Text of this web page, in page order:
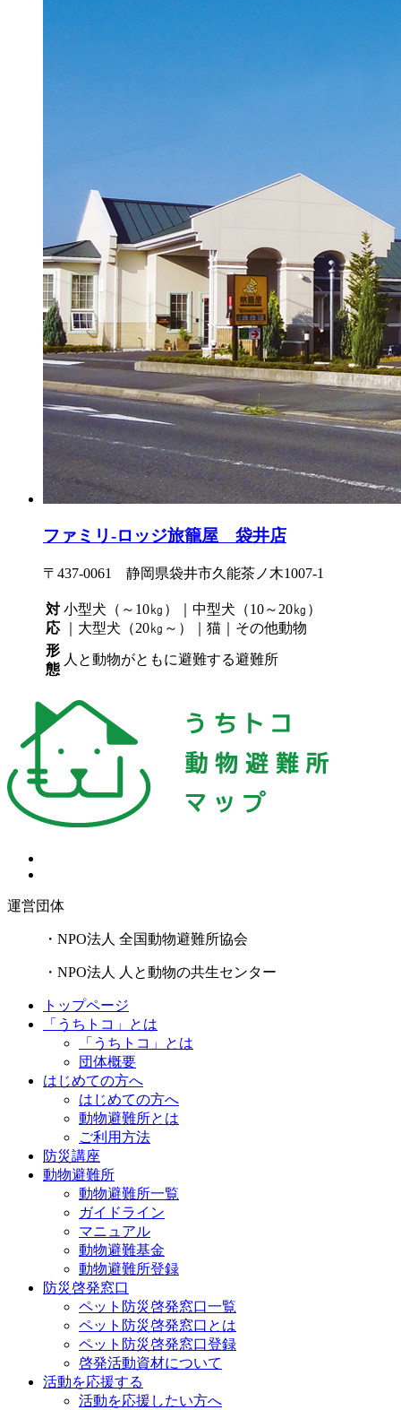
ファミリ-ロッジ旅籠屋 袋井店
〒437-0061 静岡県袋井市久能茶ノ木1007-1
対
応
小型犬（～10㎏）｜中型犬（10～20㎏）
｜大型犬（20㎏～）｜猫｜その他動物
形
態
人と動物がともに避難する避難所
運営団体
・NPO法人 全国動物避難所協会
・NPO法人 人と動物の共生センター
トップページ
「うちトコ」とは
「うちトコ」とは
団体概要
はじめての方へ
はじめての方へ
動物避難所とは
ご利用方法
防災講座
動物避難所
動物避難所一覧
ガイドライン
マニュアル
動物避難基金
動物避難所登録
防災啓発窓口
ペット防災啓発窓口一覧
ペット防災啓発窓口とは
ペット防災啓発窓口登録
啓発活動資材について
活動を応援する
活動を応援したい方へ